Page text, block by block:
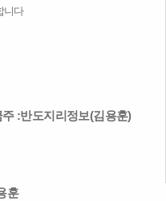
니다
주 :반도지리정보(김용훈)
훈